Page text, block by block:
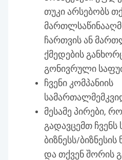
თუკი არსებობს
ჩართვის ან
ქმედების
გონივრული
ჩვენი კომპანიის
მესამე პირები,
გადავცემთ ჩვენს
ბიზნესს/ბიზნესის
და თქვენ შორის